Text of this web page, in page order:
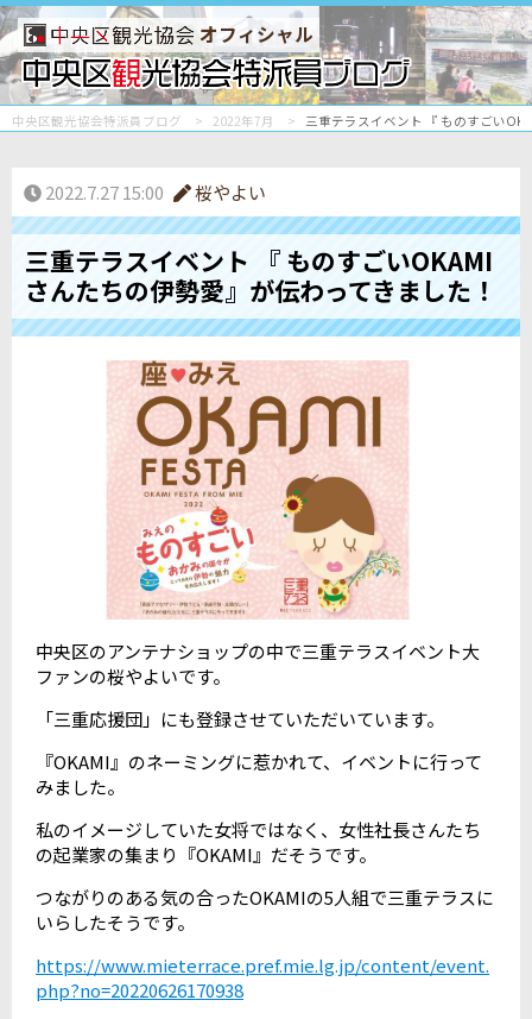
オフィシャル
中央区観光協会特派員ブログ 2022年7月 三重テラスイベント 『 ものすごい
2022.7.27 15:00 桜やよい
三重テラスイベント 『 ものすごいOKAMI
さんたちの伊勢愛』が伝わってきました！
中央区のアンテナショップの中で三重テラスイベント大
ファンの桜やよいです。
「三重応援団」にも登録させていただいています。
『OKAMI』のネーミングに惹かれて、イベントに行って
みました。
私のイメージしていた女将ではなく、女性社長さんたち
の起業家の集まり『OKAMI』だそうです。
つながりのある気の合ったOKAMIの5人組で三重テラスに
いらしたそうです。
https://www.mieterrace.pref.mie.lg.jp/content/event.
php?no=20220626170938